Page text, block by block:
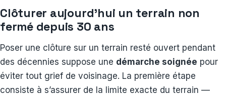
Clôturer aujourd’hui un terrain non
fermé depuis 30 ans
Poser une clôture sur un terrain resté ouvert pendant
des décennies suppose une démarche soignée pour
éviter tout grief de voisinage. La première étape
consiste à s’assurer de la limite exacte du terrain —